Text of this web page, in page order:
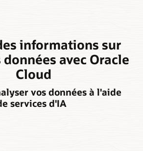
informations sur
avec Oracle
Cloud
vos données à l'aide
services d'IA